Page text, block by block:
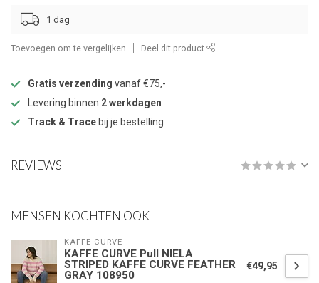
1 dag
Toevoegen om te vergelijken Deel dit product
Gratis verzending vanaf €75,-
Levering binnen 2 werkdagen
Track & Trace bij je bestelling
REVIEWS
MENSEN KOCHTEN OOK
KAFFE CURVE
KAFFE CURVE Pull NIELA
STRIPED KAFFE CURVE FEATHER
GRAY 108950
€49,95